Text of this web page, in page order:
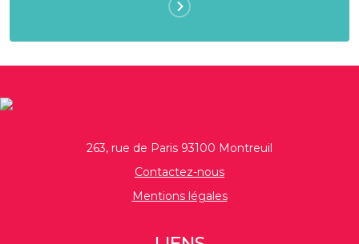
263, rue de Paris 93100 Montreuil
Contactez-nous
Mentions légales